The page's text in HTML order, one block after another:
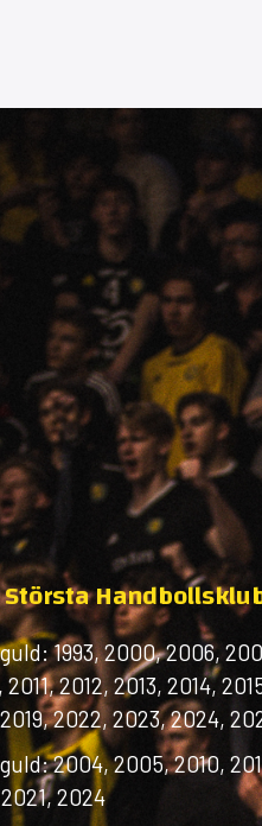
1993, 2000, 2006,
2012, 2013, 2014,
2022, 2023, 2024,
2004, 2005, 2010,
2024